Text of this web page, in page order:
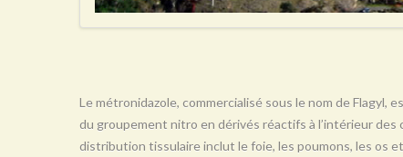
Le métronidazole, commercialisé sous le nom de
du groupement nitro en dérivés réactifs à l’intérieur
distribution tissulaire inclut le foie, les poumons, les os